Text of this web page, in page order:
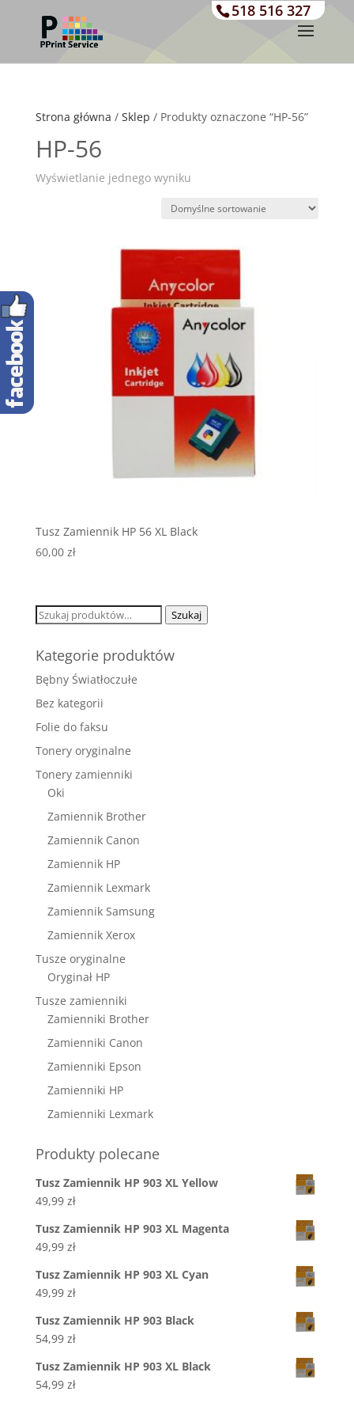
518 516 327
Strona główna / Sklep / Produkty oznaczone “HP-56”
HP-56
Wyświetlanie jednego wyniku
Tusz Zamiennik HP 56 XL Black
60,00 zł
Szukaj: Szukaj
Kategorie produktów
Bębny Światłoczułe
Bez kategorii
Folie do faksu
Tonery oryginalne
Tonery zamienniki
Oki
Zamiennik Brother
Zamiennik Canon
Zamiennik HP
Zamiennik Lexmark
Zamiennik Samsung
Zamiennik Xerox
Tusze oryginalne
Oryginał HP
Tusze zamienniki
Zamienniki Brother
Zamienniki Canon
Zamienniki Epson
Zamienniki HP
Zamienniki Lexmark
Produkty polecane
Tusz Zamiennik HP 903 XL Yellow
49,99 zł
Tusz Zamiennik HP 903 XL Magenta
49,99 zł
Tusz Zamiennik HP 903 XL Cyan
49,99 zł
Tusz Zamiennik HP 903 Black
54,99 zł
Tusz Zamiennik HP 903 XL Black
54,99 zł